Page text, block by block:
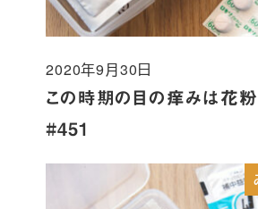
この時期の目の痒みは花粉
#451
投稿日
2020年9月30日